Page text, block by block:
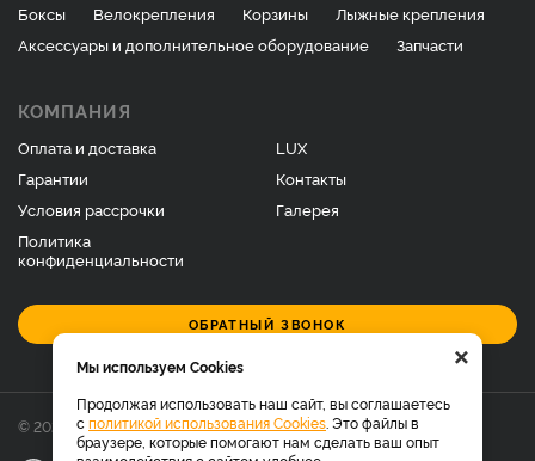
Боксы Велокрепления Корзины
Лыжные крепления
Аксессуары и дополнительное оборудование
Запчасти
КОМПАНИЯ
Оплата и доставка
Гарантии
Условия рассрочки
Политика
конфиденциальности
LUX
Контакты
Галерея
ОБРАТНЫЙ ЗВОНОК
© 2026 Фирменный магазин багажников LUX.
×
Мы используем Cookies
Продолжая использовать наш сайт, вы соглашаетесь
с политикой использования Cookies . Это файлы в
браузере, которые помогают нам сделать ваш опыт